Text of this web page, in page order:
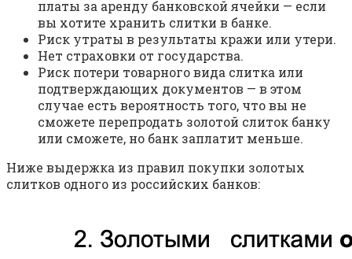
платы за аренду банковской ячейки — если
вы хотите хранить слитки в банке.
Риск утраты в результаты кражи или утери.
Нет страховки от государства.
Риск потери товарного вида слитка или
подтверждающих документов — в этом
случае есть вероятность того, что вы не
сможете перепродать золотой слиток банку
или сможете, но банк заплатит меньше.
Ниже выдержка из правил покупки золотых
слитков одного из российских банков: